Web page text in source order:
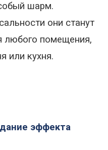
шарм.
они станут
любого помещения,
или кухня.
эффекта